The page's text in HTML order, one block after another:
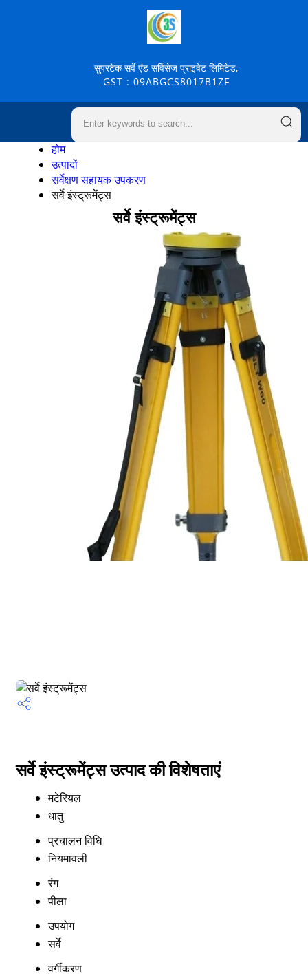
सुपरटेक सर्वे एंड सर्विसेज प्राइवेट लिमिटेड,
GST : 09ABGCS8017B1ZF
होम
उत्पादों
सर्वेक्षण सहायक उपकरण
सर्वे इंस्ट्रूमेंट्स
सर्वे इंस्ट्रूमेंट्स
सर्वे इंस्ट्रूमेंट्स उत्पाद की विशेषताएं
मटेरियल
धातु
प्रचालन विधि
नियमावली
रंग
पीला
उपयोग
सर्वे
वर्गीकरण